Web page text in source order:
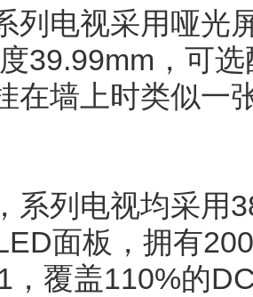
列电视采用哑光
39.99mm，可
在墙上时类似一
系列电视均采用
面板，拥有
，覆盖110%的